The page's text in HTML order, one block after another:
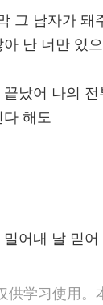
그 남자가 돼
난 너만 있
났어 나의
해도
어내 날 믿
供学习使用